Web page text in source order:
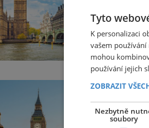
Tyto
K personalizaci
vašem
mohou
používání jejich
ZOBRAZIT
Nezbytně
soubory